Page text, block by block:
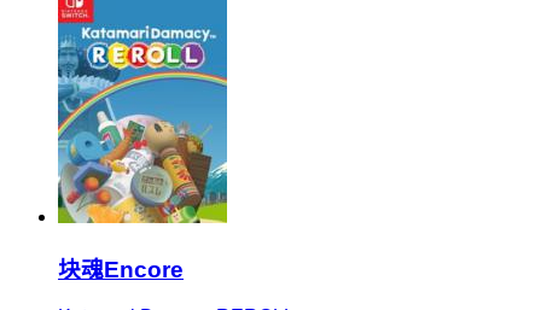
块魂Encore